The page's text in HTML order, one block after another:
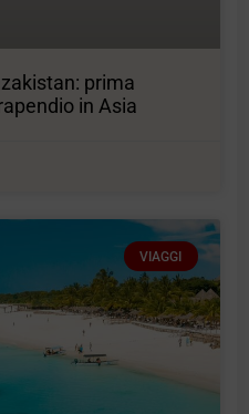
prima
in Asia
VIAGGI